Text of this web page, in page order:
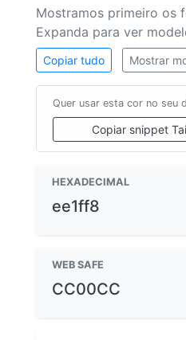
Mostramos primeiro os
Expanda para ver
Copiar tudo Mostrar
Quer usar esta cor no seu
Copiar snippet
HEXADECIMAL
ee1ff8
WEB SAFE
CC00CC